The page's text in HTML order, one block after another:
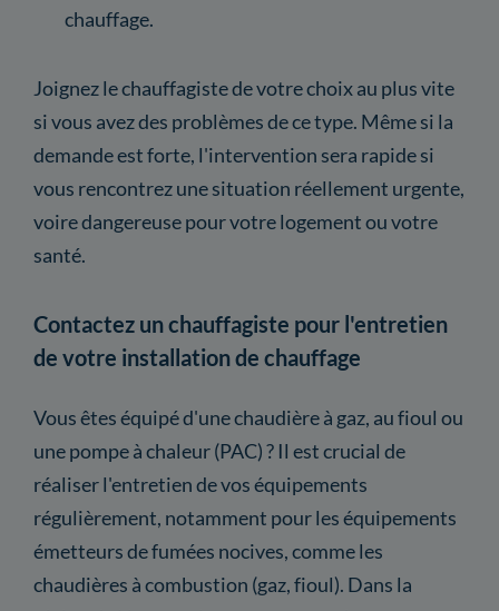
chauffage.
Joignez le chauffagiste de votre choix au plus vite
si vous avez des problèmes de ce type. Même si la
demande est forte, l'intervention sera rapide si
vous rencontrez une situation réellement urgente,
voire dangereuse pour votre logement ou votre
santé.
Contactez un chauffagiste pour l'entretien
de votre installation de chauffage
Vous êtes équipé d'une chaudière à gaz, au fioul ou
une pompe à chaleur (PAC) ? Il est crucial de
réaliser l'entretien de vos équipements
régulièrement, notamment pour les équipements
émetteurs de fumées nocives, comme les
chaudières à combustion (gaz, fioul). Dans la